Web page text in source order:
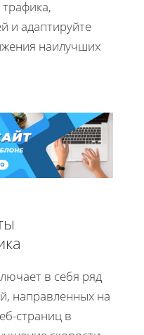
и адаптируйте
наилучших
в себя ряд
направленных на
страниц в